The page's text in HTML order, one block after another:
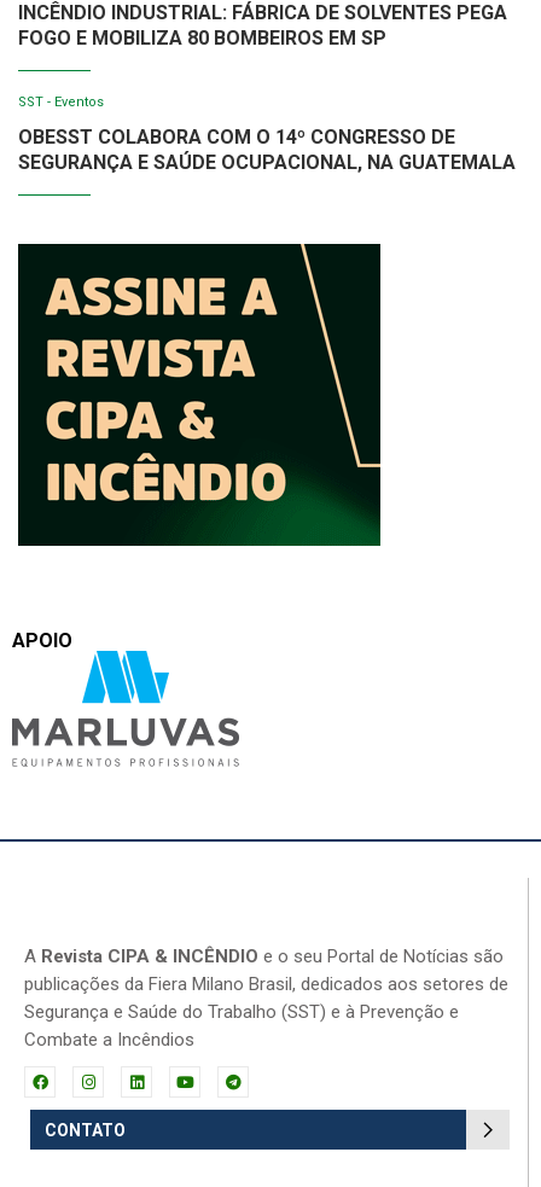
INCÊNDIO INDUSTRIAL: FÁBRICA DE SOLVENTES PEGA
FOGO E MOBILIZA 80 BOMBEIROS EM SP
SST - Eventos
OBESST COLABORA COM O 14º CONGRESSO DE
SEGURANÇA E SAÚDE OCUPACIONAL, NA GUATEMALA
APOIO
A Revista CIPA & INCÊNDIO e o seu Portal de Notícias são
publicações da Fiera Milano Brasil, dedicados aos setores de
Segurança e Saúde do Trabalho (SST) e à Prevenção e
Combate a Incêndios
CONTATO